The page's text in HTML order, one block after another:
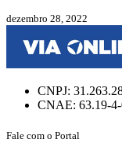
dezembro 28, 2022
CNPJ:
CNAE: 63.19-
Fale com o Portal